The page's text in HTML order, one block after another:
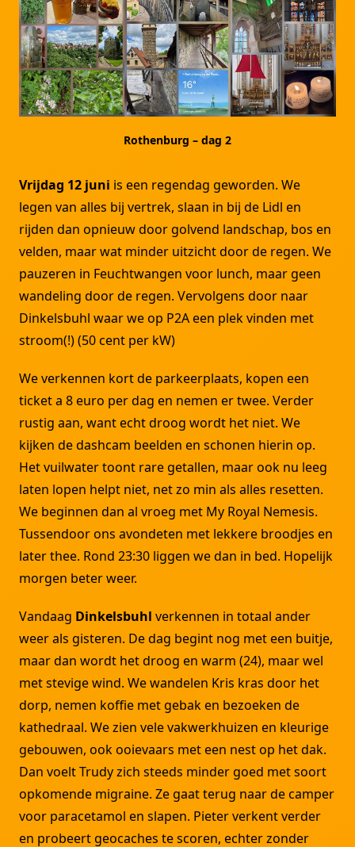
Rothenburg – dag 2
Vrijdag 12 juni is een regendag geworden. We
legen van alles bij vertrek, slaan in bij de Lidl en
rijden dan opnieuw door golvend landschap, bos en
velden, maar wat minder uitzicht door de regen. We
pauzeren in Feuchtwangen voor lunch, maar geen
wandeling door de regen. Vervolgens door naar
Dinkelsbuhl waar we op P2A een plek vinden met
stroom(!) (50 cent per kW)
We verkennen kort de parkeerplaats, kopen een
ticket a 8 euro per dag en nemen er twee. Verder
rustig aan, want echt droog wordt het niet. We
kijken de dashcam beelden en schonen hierin op.
Het vuilwater toont rare getallen, maar ook nu leeg
laten lopen helpt niet, net zo min als alles resetten.
We beginnen dan al vroeg met My Royal Nemesis.
Tussendoor ons avondeten met lekkere broodjes en
later thee. Rond 23:30 liggen we dan in bed. Hopelijk
morgen beter weer.
Vandaag Dinkelsbuhl verkennen in totaal ander
weer als gisteren. De dag begint nog met een buitje,
maar dan wordt het droog en warm (24), maar wel
met stevige wind. We wandelen Kris kras door het
dorp, nemen koffie met gebak en bezoeken de
kathedraal. We zien vele vakwerkhuizen en kleurige
gebouwen, ook ooievaars met een nest op het dak.
Dan voelt Trudy zich steeds minder goed met soort
opkomende migraine. Ze gaat terug naar de camper
voor paracetamol en slapen. Pieter verkent verder
en probeert geocaches te scoren, echter zonder